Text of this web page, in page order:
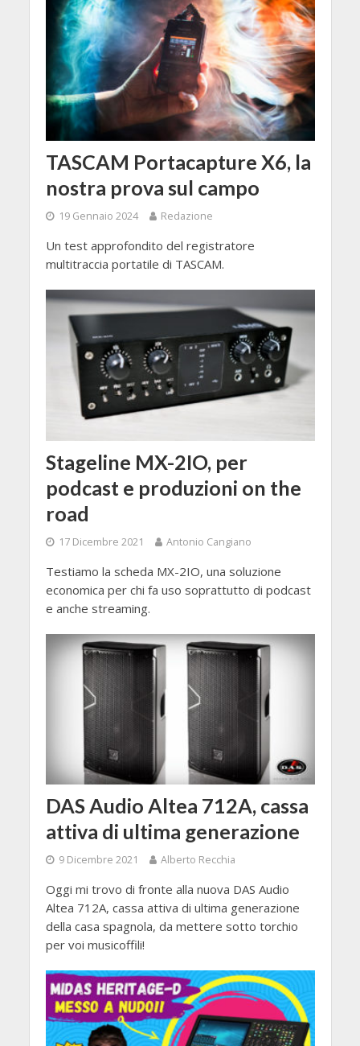
TASCAM Portacapture X6, la
nostra prova sul campo
19 Gennaio 2024 Redazione
Un test approfondito del registratore
multitraccia portatile di TASCAM.
Stageline MX-2IO, per
podcast e produzioni on the
road
17 Dicembre 2021 Antonio Cangiano
Testiamo la scheda MX-2IO, una soluzione
economica per chi fa uso soprattutto di podcast
e anche streaming.
DAS Audio Altea 712A, cassa
attiva di ultima generazione
9 Dicembre 2021 Alberto Recchia
Oggi mi trovo di fronte alla nuova DAS Audio
Altea 712A, cassa attiva di ultima generazione
della casa spagnola, da mettere sotto torchio
per voi musicoffili!